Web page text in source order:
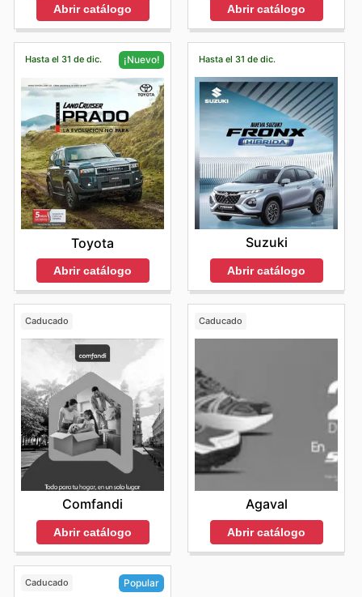
Abrir catálogo Abrir catálogo
Hasta el 31 de dic. ¡Nuevo!
Toyota
Abrir catálogo
Hasta el 31 de dic.
Suzuki
Abrir catálogo
Caducado
Comfandi
Abrir catálogo
Caducado
Agaval
Abrir catálogo
Caducado Popular